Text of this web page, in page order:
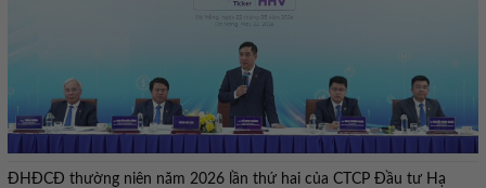
ĐHĐCĐ thường niên năm 2026 lần thứ hai của CTCP Đầu tư Hạ